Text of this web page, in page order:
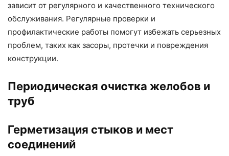
зависит от регулярного и качественного технического
обслуживания. Регулярные проверки и
профилактические работы помогут избежать серьезных
проблем, таких как засоры, протечки и повреждения
конструкции.
Периодическая очистка желобов и
труб
Герметизация стыков и мест
соединений